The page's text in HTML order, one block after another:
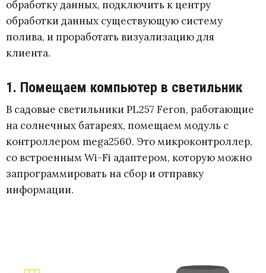
обработку данных, подключить к центру
обработки данных существующую систему
полива, и проработать визуализацию для
клиента.
1. Помещаем компьютер в светильник
В садовые светильники PL257 Feron, работающие
на солнечных батареях, помещаем модуль с
контроллером mega2560. Это микроконтроллер,
со встроенным Wi-Fi адаптером, которую можно
запрограммировать на сбор и отправку
информации.